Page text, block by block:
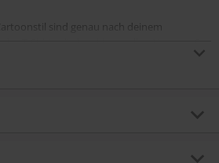
sind genau nach deinem
der Front des schwarzen Oberteils ist